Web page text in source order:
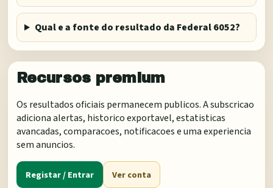
Qual e a fonte do resultado da Federal 6052?
Recursos premium
Os resultados oficiais permanecem publicos. A subscricao
adiciona alertas, historico exportavel, estatisticas
avancadas, comparacoes, notificacoes e uma experiencia
sem anuncios.
Registar / Entrar Ver conta